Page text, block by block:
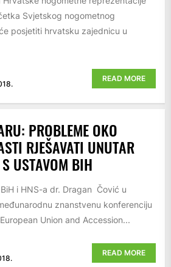
Svjetskog nogometnog
posjetiti hrvatsku zajednicu u
READ MORE
PROBLEME OKO
RJEŠAVATI UNUTAR
USTAVOM BIH
i HNS-a dr. Dragan Čović u
znanstvenu konferenciju
Union and Accession...
READ MORE